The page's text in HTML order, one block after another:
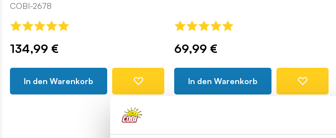
COBI-2678
134,99 €
In den Warenkorb
69,99 €
In den Warenkorb